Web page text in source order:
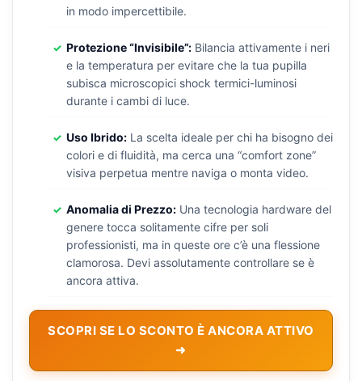
in modo impercettibile.
Protezione “Invisibile”: Bilancia attivamente i neri
e la temperatura per evitare che la tua pupilla
subisca microscopici shock termici-luminosi
durante i cambi di luce.
Uso Ibrido: La scelta ideale per chi ha bisogno dei
colori e di fluidità, ma cerca una “comfort zone”
visiva perpetua mentre naviga o monta video.
Anomalia di Prezzo: Una tecnologia hardware del
genere tocca solitamente cifre per soli
professionisti, ma in queste ore c’è una flessione
clamorosa. Devi assolutamente controllare se è
ancora attiva.
SCOPRI SE LO SCONTO È ANCORA ATTIVO
➜